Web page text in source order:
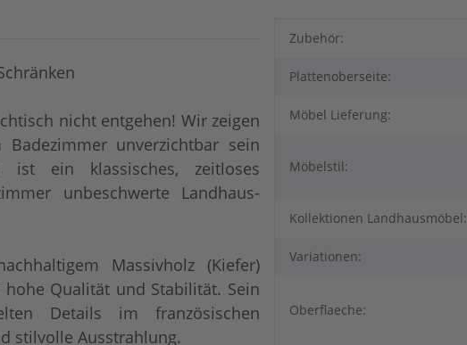
nicht entgehen! Wir zeigen
unverzichtbar sein
ist ein klassisches, zeitloses
unbeschwerte Landhaus-
Massivholz (Kiefer)
Qualität und Stabilität. Sein
Details im französischen
stilvolle Ausstrahlung.
Produkteigenschaft
Wert
Zubehör:
Plattenoberseite:
Möbel Lieferung:
Möbelstil:
Kollektionen Landhausmöbel:
Variationen:
Oberflaeche: